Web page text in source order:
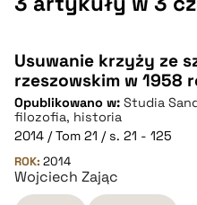
Usuwanie krzyży ze
rzeszowskim w 1958
Opublikowano w: Studia
filozofia, historia
2014 / Tom 21 / s. 21 - 125
ROK: 2014
Wojciech Zając